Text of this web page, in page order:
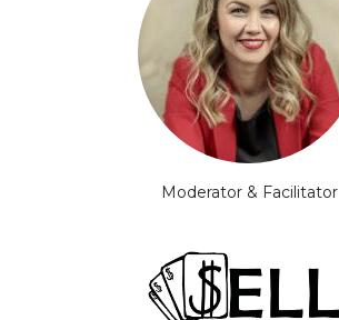
Moderator & Facilitator